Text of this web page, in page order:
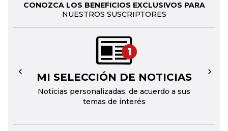
CONOZCA LOS BENEFICIOS EXCLUSIVOS PARA
NUESTROS SUSCRIPTORES
1
MI SELECCIÓN DE NOTICIAS
Noticias personalizadas, de acuerdo a sus
temas de interés
← →